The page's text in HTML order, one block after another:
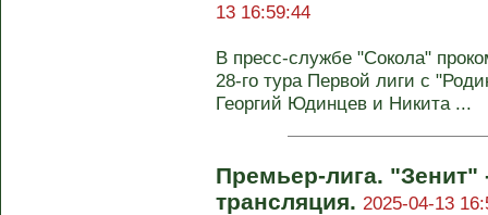
13 16:59:44
В пресс-службе "Сокола"
28-го тура Первой лиги с
Георгий Юдинцев и Никита ...
Премьер-лига.
трансляция. 2025-04-13